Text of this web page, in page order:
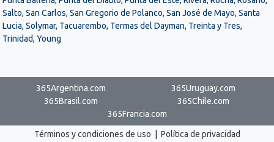
Salto, San Carlos, San Gregorio de Polanco, San José de Mayo, Santa
Lucia, Solymar, Tacuarembo, Termas del Dayman, Treinta y Tres,
Trinidad, Young
365Argentina.com
365Uruguay.com
365Brasil.com
365Chile.com
365Francia.com
Términos y condiciones de uso Política de privacidad